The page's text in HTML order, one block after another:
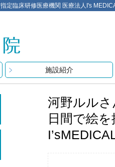
定臨床研修医療機関 医療法人I's
施設紹介
河野ルルさ
日間で絵